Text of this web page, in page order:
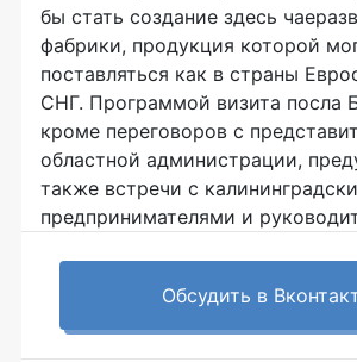
бы стать создание здесь
фабрики, продукция которой
поставляться как в страны
СНГ. Программой визита посла
кроме переговоров с
областной администрации,
также встречи с
предпринимателями и
Обсудить в